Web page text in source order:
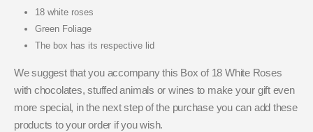
18 white roses
Green Foliage
The box has its respective lid
We suggest that you accompany this Box of 18 White Roses
with chocolates, stuffed animals or wines to make your gift even
more special, in the next step of the purchase you can add these
products to your order if you wish.